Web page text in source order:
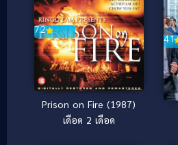
7.2
Prison on Fire (1987)
เดือด 2 เดือด
4.1